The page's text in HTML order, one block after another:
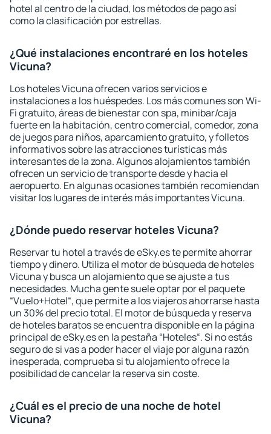
hotel al centro de la ciudad, los métodos de pago así
como la clasificación por estrellas.
¿Qué instalaciones encontraré en los hoteles
Vicuna?
Los hoteles Vicuna ofrecen varios servicios e
instalaciones a los huéspedes. Los más comunes son Wi-
Fi gratuito, áreas de bienestar con spa, minibar/caja
fuerte en la habitación, centro comercial, comedor, zona
de juegos para niños, aparcamiento gratuito, y folletos
informativos sobre las atracciones turísticas más
interesantes de la zona. Algunos alojamientos también
ofrecen un servicio de transporte desde y hacia el
aeropuerto. En algunas ocasiones también recomiendan
visitar los lugares de interés más importantes Vicuna.
¿Dónde puedo reservar hoteles Vicuna?
Reservar tu hotel a través de eSky.es te permite ahorrar
tiempo y dinero. Utiliza el motor de búsqueda de hoteles
Vicuna y busca un alojamiento que se ajuste a tus
necesidades. Mucha gente suele optar por el paquete
“Vuelo+Hotel“, que permite a los viajeros ahorrarse hasta
un 30% del precio total. El motor de búsqueda y reserva
de hoteles baratos se encuentra disponible en la página
principal de eSky.es en la pestaña “Hoteles“. Si no estás
seguro de si vas a poder hacer el viaje por alguna razón
inesperada, comprueba si tu alojamiento ofrece la
posibilidad de cancelar la reserva sin coste.
¿Cuál es el precio de una noche de hotel
Vicuna?